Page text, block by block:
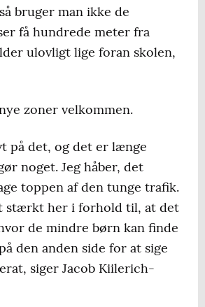
bruger man ikke de
få hundrede meter fra
ulovligt lige foran skolen,
zoner velkommen.
på det, og det er længe
noget. Jeg håber, det
toppen af den tunge trafik.
stærkt her i forhold til, at det
de mindre børn kan finde
den anden side for at sige
siger Jacob Kiilerich-